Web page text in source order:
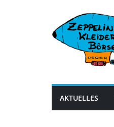
AKTUELLES